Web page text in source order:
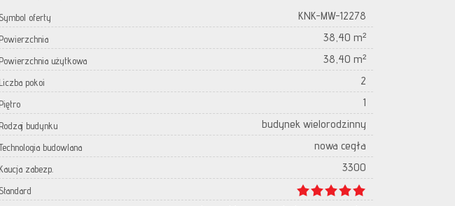
oferty KNK-MW-12278
Powierzchnia 38,40 m²
Powierzchnia użytkowa 38,40 m²
Liczba pokoi 2
Piętro 1
Rodzaj budynku budynek wielorodzinny
budowlana nowa cegła
Kaucja zabezp. 3300